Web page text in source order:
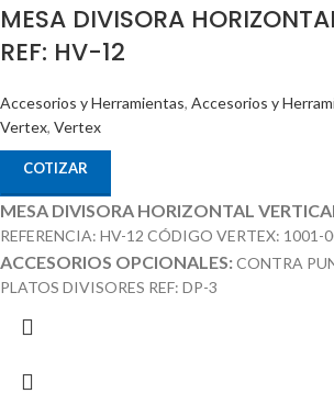
MESA DIVISORA
REF: HV-12
Accesorios y Herramientas, Accesorios y
Vertex, Vertex
COTIZAR
MESA DIVISORA HORIZONTAL
REFERENCIA: HV-12 CÓDIGO VERTEX: 1001-
ACCESORIOS OPCIONALES:CONTRA
PLATOS DIVISORES REF: DP-3